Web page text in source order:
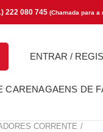
222 080 745 (Chamada para
ENTRAR /
CARENAGAENS DE
CORRENTE